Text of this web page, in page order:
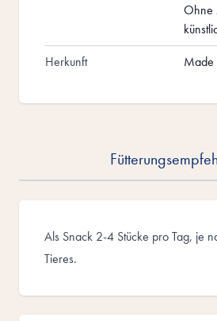
Ohne
Herkunft
Made
Als Snack 2-4 Stücke pro Tag, je
Tieres.